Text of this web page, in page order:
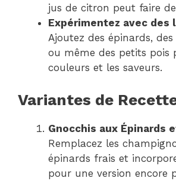
jus de citron peut faire
Expérimentez avec des
Ajoutez des épinards,
ou même des petits pois
couleurs et les saveurs.
Variantes de
Gnocchis aux Épinards
Remplacez les
épinards frais et
pour une version encore